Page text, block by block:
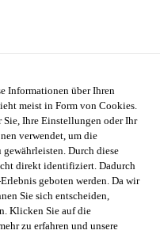
seems you are accessing it
dedicated website for your
SIKA
WEBSITE
SELECT A
COUNTRY
Informationen über Ihren
meist in Form von Cookies.
Ihre Einstellungen oder Ihr
verwendet, um die
Durch diese
direkt identifiziert. Dadurch
geboten werden. Da wir
Sie sich entscheiden,
Klicken Sie auf die
zu erfahren und unsere